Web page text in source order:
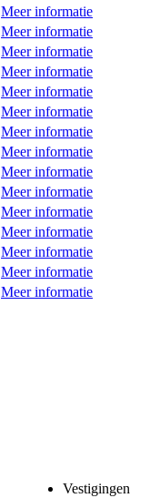
Meer informatie
Meer informatie
Meer informatie
Meer informatie
Meer informatie
Meer informatie
Meer informatie
Meer informatie
Meer informatie
Meer informatie
Meer informatie
Meer informatie
Meer informatie
Meer informatie
Meer informatie
Vestigingen